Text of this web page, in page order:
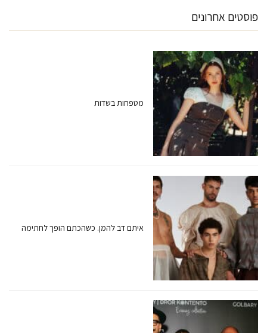
פוסטים אחרונים
מטפחות בשדות
איתם דב להמן. כשהכתם הופך לחתימה